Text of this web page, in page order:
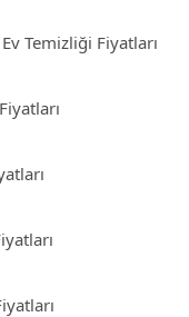
Temizliği Fiyatları